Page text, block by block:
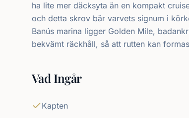
ha lite mer däcksyta än en kompakt
och detta skrov bär varvets signum i
Banús marina ligger Golden Mile,
bekvämt räckhåll, så att rutten kan
Vad Ingår
Kapten